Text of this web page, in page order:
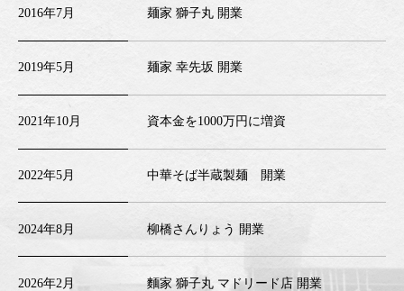
2016年7月 麺家 獅子丸 開業
2019年5月 麺家 幸先坂 開業
2021年10月 資本金を1000万円に増資
2022年5月 中華そば半蔵製麺 開業
2024年8月 柳橋さんりょう 開業
2026年2月 麵家 獅子丸 マドリード店 開業